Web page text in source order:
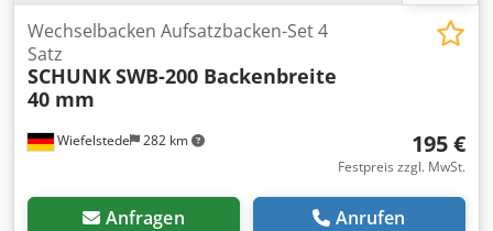
Wiefelstede 282 km
Wechselbacken Aufsatzbacken-Set 4
Satz
SCHUNKSWB-200 Backenbreite
40 mm
195 €
Festpreis zzgl. MwSt.
Anfragen Anrufen